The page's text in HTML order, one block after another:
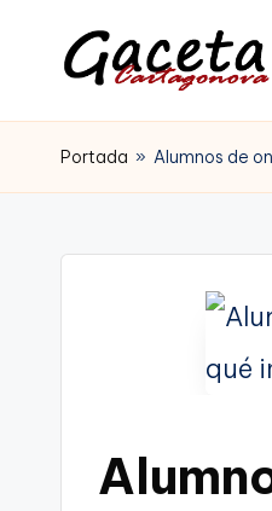
Saltar
al
G
a
e
Gaceta
Cartagonova,
Portada » Alumnos de